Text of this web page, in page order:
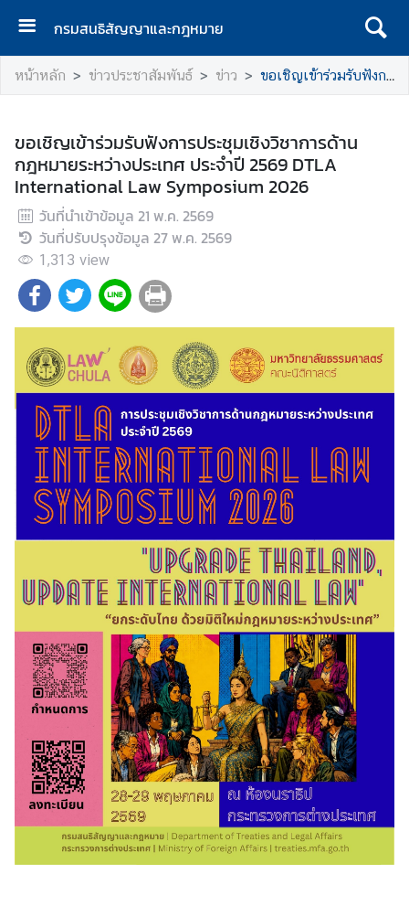
กรมสนธิสัญญาและกฎหมาย
ห
น้
เ
ร
ก
เ
กี่
ย
ว
ก
ร
ม
น
ธิ
สั
ญ
า
ก
ฎ
ห
ม
า
ย
ร
ะ
ห
หน้าหลัก ข่าวประชาสัมพันธ์ ข่าว ขอเชิญเข้าร่วมรับฟังการประชุมเชิงวิชาการด้านกฎหมายระหว่างประเทศ ประจำปี 2569 DTLA International Law Symposium 2026
ขอเชิญเข้าร่วมรับฟังการประชุมเชิงวิชาการด้าน
กฎหมายระหว่างประเทศ ประจำปี 2569 DTLA
International Law Symposium 2026
วันที่นำเข้าข้อมูล 21 พ.ค. 2569
วันที่ปรับปรุงข้อมูล 27 พ.ค. 2569
1,313 view